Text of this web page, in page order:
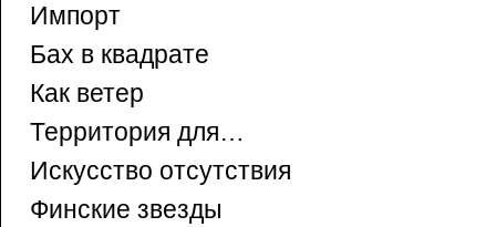
Импорт
Бах в квадрате
Как ветер
Территория для…
Искусство отсутствия
Финские звезды